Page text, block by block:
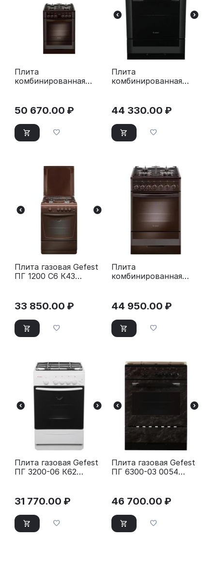
Плита
комбинированная
50 670.00 ₽
Плита
комбинированная
44 330.00 ₽
Плита газовая Gefest
ПГ 1200 С6 К43
33 850.00 ₽
Плита
комбинированная
44 950.00 ₽
Плита газовая Gefest
ПГ 3200-06 К62
31 770.00 ₽
Плита газовая Gefest
ПГ 6300-03 0054
46 700.00 ₽